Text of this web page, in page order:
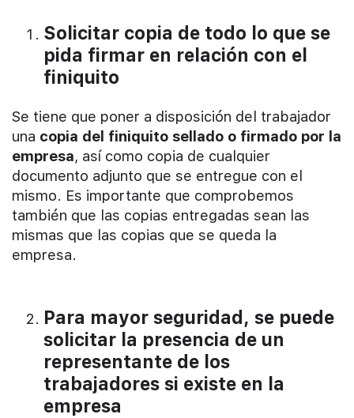
Solicitar copia de todo lo que se
pida firmar en relación con el
finiquito
Se tiene que poner a disposición del trabajador
una copia del finiquito sellado o firmado por la
empresa, así como copia de cualquier
documento adjunto que se entregue con el
mismo. Es importante que comprobemos
también que las copias entregadas sean las
mismas que las copias que se queda la
empresa.
Para mayor seguridad, se puede
solicitar la presencia de un
representante de los
trabajadores si existe en la
empresa